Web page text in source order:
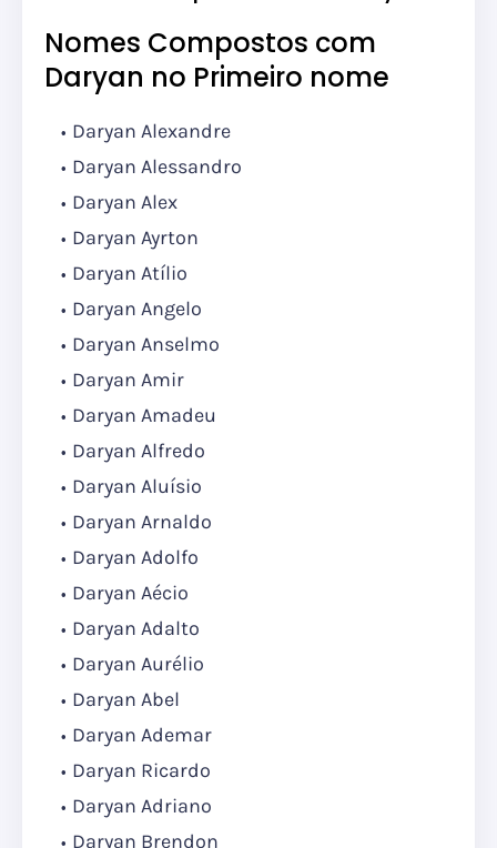
Nomes Compostos com
Daryan no Primeiro nome
Daryan Alexandre
Daryan Alessandro
Daryan Alex
Daryan Ayrton
Daryan Atílio
Daryan Angelo
Daryan Anselmo
Daryan Amir
Daryan Amadeu
Daryan Alfredo
Daryan Aluísio
Daryan Arnaldo
Daryan Adolfo
Daryan Aécio
Daryan Adalto
Daryan Aurélio
Daryan Abel
Daryan Ademar
Daryan Ricardo
Daryan Adriano
Daryan Brendon